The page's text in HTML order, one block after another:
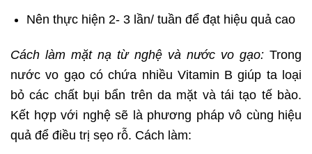
Nên thực hiện 2- 3 lần/ tuần để đạt hiệu quả cao
Cách làm mặt nạ từ nghệ và nước vo gạo: Trong
nước vo gạo có chứa nhiều Vitamin B giúp ta loại
bỏ các chất bụi bẩn trên da mặt và tái tạo tế bào.
Kết hợp với nghệ sẽ là phương pháp vô cùng hiệu
quả để điều trị sẹo rỗ. Cách làm: